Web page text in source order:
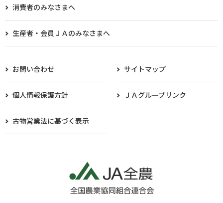
消費者のみなさまへ
生産者・会員ＪＡのみなさまへ​
お問い合わせ サイトマップ
個人情報保護方針 ＪＡグループリンク
古物営業法に基づく表示